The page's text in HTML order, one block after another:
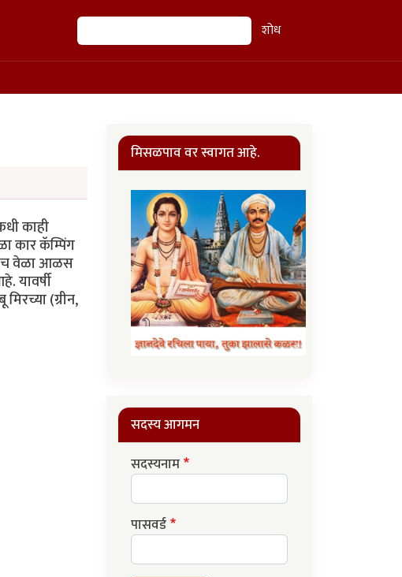
शोध शोध
काही
कार कॅम्पिंग
वेळा आळस
यावर्षी
(ग्रीन,
मिसळपाव वर स्वागत आहे.
सदस्य आगमन
सदस्यनाम
पासवर्ड